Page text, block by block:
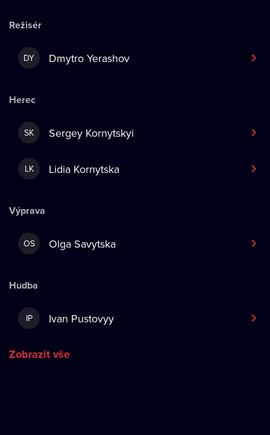
Režisér
DY Dmytro Yerashov
Herec
SK Sergey Kornytskyi
LK Lidia Kornytska
Výprava
OS Olga Savytska
Hudba
IP Ivan Pustovyy
Zobrazit vše